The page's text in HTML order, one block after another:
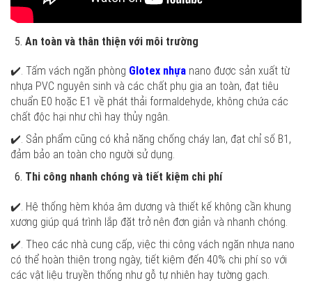
An toàn và thân thiện với môi trường
✔️. Tấm vách ngăn phòng Glotex nhựa nano được sản xuất từ
nhựa PVC nguyên sinh và các chất phụ gia an toàn, đạt tiêu
chuẩn E0 hoặc E1 về phát thải formaldehyde, không chứa các
chất độc hại như chì hay thủy ngân.
✔️. Sản phẩm cũng có khả năng chống cháy lan, đạt chỉ số B1,
đảm bảo an toàn cho người sử dụng.
Thi công nhanh chóng và tiết kiệm chi phí
✔️. Hệ thống hèm khóa âm dương và thiết kế không cần khung
xương giúp quá trình lắp đặt trở nên đơn giản và nhanh chóng.
✔️. Theo các nhà cung cấp, việc thi công vách ngăn nhựa nano
có thể hoàn thiện trong ngày, tiết kiệm đến 40% chi phí so với
các vật liệu truyền thống như gỗ tự nhiên hay tường gạch.